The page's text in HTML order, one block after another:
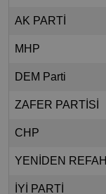
AK PARTİ
MHP
DEM Parti
ZAFER PARTİSİ
CHP
YENİDEN REFAH
İYİ PARTİ